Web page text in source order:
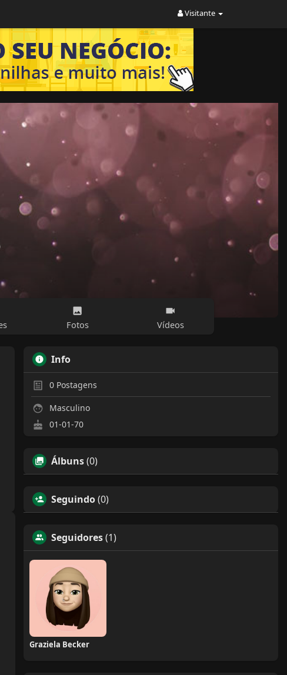
Visitante
Fotos Vídeos
Info
0 Postagens
Masculino
01-01-70
Álbuns(0)
Seguindo(0)
Seguidores(1)
Graziela Becker